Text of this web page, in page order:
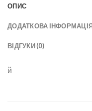
ОПИС
ДОДАТКОВА
ВІДГУКИ (0)
й